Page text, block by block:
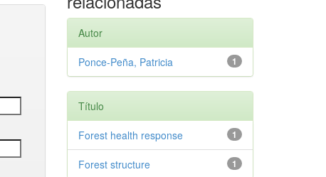
Autor
1
Ponce-Peña, Patricia
Título
1
Forest health response
1
Forest structure